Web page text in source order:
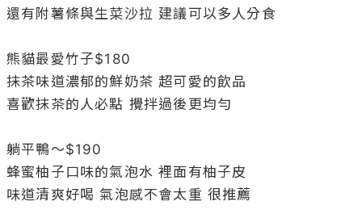
還有附薯條與生菜沙拉 建議可以多人分食
熊貓最愛竹子$180
抹茶味道濃郁的鮮奶茶 超可愛的飲品
喜歡抹茶的人必點 攪拌過後更均勻
躺平鴨～$190
蜂蜜柚子口味的氣泡水 裡面有柚子皮
味道清爽好喝 氣泡感不會太重 很推薦